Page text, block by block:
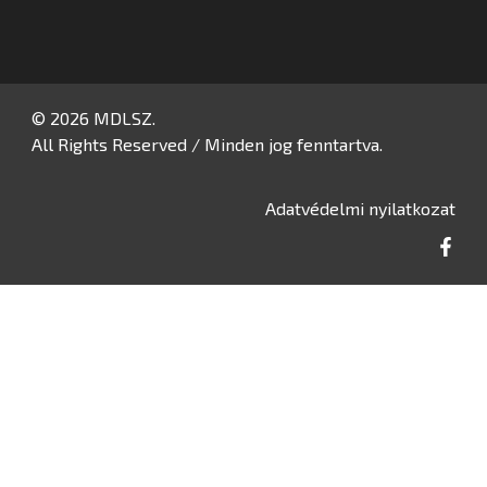
© 2026 MDLSZ.
All Rights Reserved / Minden jog fenntartva.
Adatvédelmi nyilatkozat